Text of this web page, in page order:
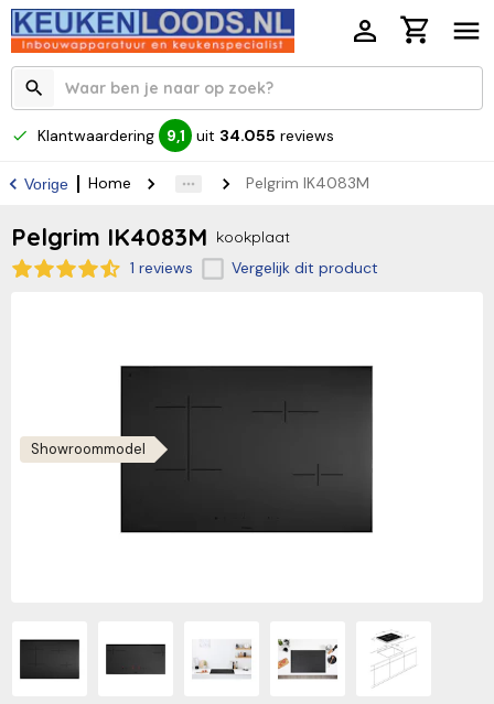
Klantwaardering 9,1 uit 34.055 reviews
Vorige Home Pelgrim IK4083M
Pelgrim IK4083M kookplaat
1 reviews
Vergelijk dit product
Showroommodel